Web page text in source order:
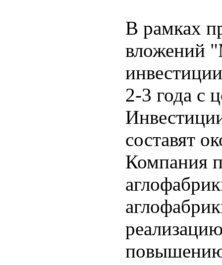
В рамках
вложений
2-3 года с
составят
Компания
повышению